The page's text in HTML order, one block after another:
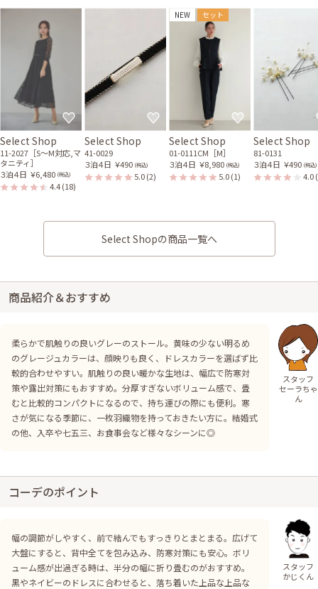
Select Shop
11-2027［S〜M対応,マ
タニティ］
３泊４日 ￥6,480 (税込)
4.4(18)
Select Shop
41-0029
３泊４日 ￥490 (税込)
5.0(2)
NEW セット
Select Shop
01-0111CM［M］
３泊４日 ￥8,980 (税込)
5.0(1)
Select Shop
81-0131
３泊４日 ￥490 (税込)
4.0
Select Shopの商品一覧へ
商品紹介＆おすすめ
柔らかで肌触りの良いグレーのストール。黄味の少ない明るめ
のグレージュカラーは、顔映りも良く、ドレスカラーを選ばず比
較的合わせやすい。肌触りの良い暖かな生地は、幅広で防寒対
策や露出対策にもおすすめ。分厚すぎないボリューム感で、畳
むと比較的コンパクトになるので、持ち運びの際にも便利。寒
さが気になる季節に、一枚羽織物を持っておきたい方に。結婚式
の他、入卒や七五三、お食事会など様々なシーンに◎
スタッフ
セーラちゃ
ん
コーデのポイント
幅の調節がしやすく、前で結んでもすっきりとまとまる。広げて
大盤にすると、背中全てを包み込み、防寒対策にも安心。ボリ
ューム感が出過ぎる時は、半分の幅に折り畳むのがおすすめ。
黒やネイビーのドレスに合わせると、落ち着いた上品な上品な
スタッフ
かじくん